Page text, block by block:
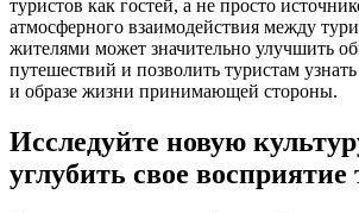
туристов как гостей, а не просто
атмосферного взаимодействия между
жителями может значительно улучшить
путешествий и позволить туристам
и образе жизни принимающей стороны.
Исследуйте новую
углубить свое восприятие